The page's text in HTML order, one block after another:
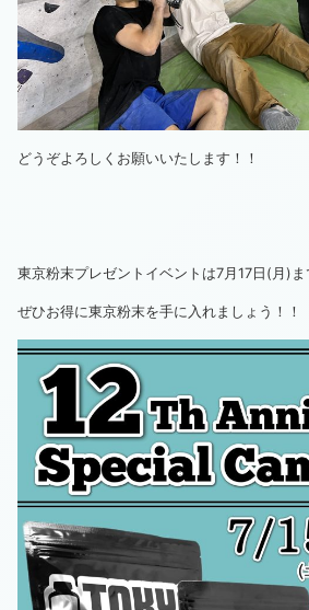
どうぞよろしくお願いいたします！！
東京粉末プレゼントイベントは7月17日(月)ま
ぜひお得に東京粉末を手に入れましょう！！